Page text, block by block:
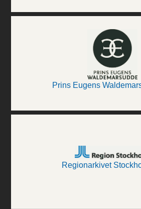
Prins Eugens
Regionarkivet